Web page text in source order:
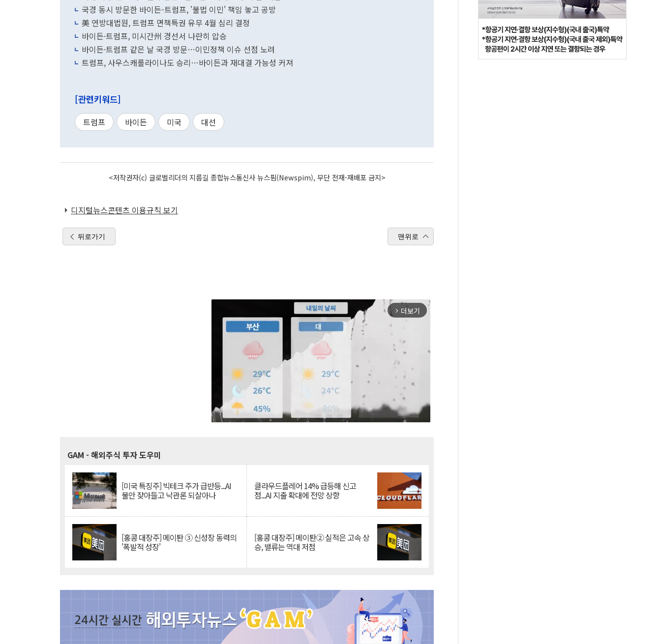
국경 동시 방문한 바이든-트럼프, '불법 이민' 책임 놓고 공방
美 연방대법원, 트럼프 면책특권 유무 4월 심리 결정
바이든·트럼프, 미시간州 경선서 나란히 압승
바이든·트럼프 같은 날 국경 방문…이민정책 이슈 선점 노려
트럼프, 사우스캐롤라이나도 승리…바이든과 재대결 가능성 커져
[관련키워드]
트럼프 바이든 미국 대선
<저작권자(c) 글로벌리더의 지름길 종합뉴스통신사 뉴스핌(Newspim), 무단 전재-재배포 금지>
디지털뉴스콘텐츠 이용규칙 보기
뒤로가기 맨위로
arrow_forward_ios 더보기
GAM - 해외주식 투자 도우미
[미국 특징주] 빅테크 주가 급반등...AI
불안 잦아들고 낙관론 되살아나
클라우드플레어 14% 급등해 신고
점...AI 지출 확대에 전망 상향
[홍콩 대장주] 메이퇀 ③ 신성장 동력의
'폭발적 성장'
[홍콩 대장주] 메이퇀② 실적은 고속 상
승, 밸류는 역대 저점